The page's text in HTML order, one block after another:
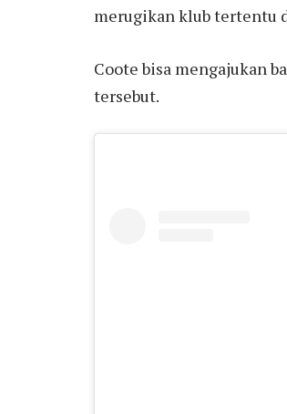
merugikan klub tertentu
Coote bisa mengajukan
tersebut.